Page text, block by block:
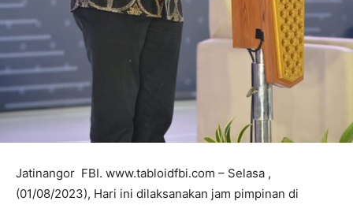
Jatinangor FBI. www.tabloidfbi.com – Selasa ,
(01/08/2023), Hari ini dilaksanakan jam pimpinan di